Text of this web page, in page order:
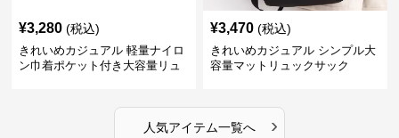
¥3,280 (税込)
きれいめカジュアル 軽量ナイロ
ン巾着ポケット付き大容量リュ
¥3,470 (税込)
きれいめカジュアル シンプル大
容量マットリュックサック
人気アイテム一覧へ ›